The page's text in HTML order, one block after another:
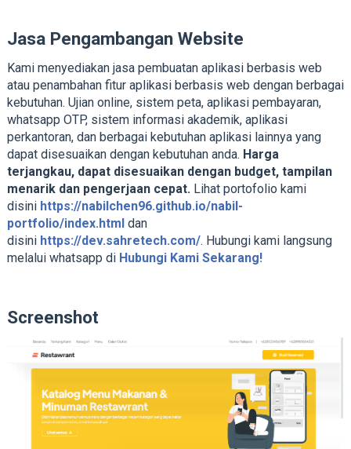
Jasa Pengambangan Website
Kami menyediakan jasa pembuatan aplikasi berbasis web
atau penambahan fitur aplikasi berbasis web dengan berbagai
kebutuhan. Ujian online, sistem peta, aplikasi pembayaran,
whatsapp OTP, sistem informasi akademik, aplikasi
perkantoran, dan berbagai kebutuhan aplikasi lainnya yang
dapat disesuaikan dengan kebutuhan anda. Harga
terjangkau, dapat disesuaikan dengan budget, tampilan
menarik dan pengerjaan cepat.Lihat portofolio kami
disini https://nabilchen96.github.io/nabil-
portfolio/index.html dan
disini https://dev.sahretech.com/. Hubungi kami langsung
melalui whatsapp di Hubungi Kami Sekarang!
Screenshot